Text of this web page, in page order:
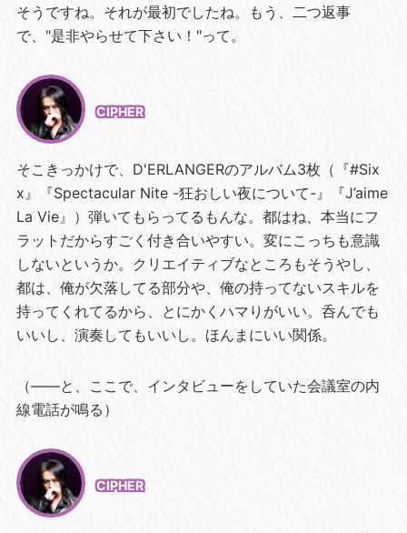
そうですね。それが最初でしたね。もう、二つ返事
で、"是非やらせて下さい！"って。
CIPHER
そこきっかけで、D'ERLANGERのアルバム3枚（『#Six
x』『Spectacular Nite -狂おしい夜について-』『J’aime
La Vie』）弾いてもらってるもんな。都はね、本当にフ
ラットだからすごく付き合いやすい。変にこっちも意識
しないというか。クリエイティブなところもそうやし、
都は、俺が欠落してる部分や、俺の持ってないスキルを
持ってくれてるから、とにかくハマりがいい。呑んでも
いいし、演奏してもいいし。ほんまにいい関係。
（——と、ここで、インタビューをしていた会議室の内
線電話が鳴る）
CIPHER